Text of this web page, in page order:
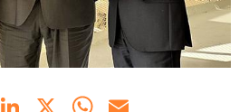
Facebook
LinkedIn
X WhatsApp